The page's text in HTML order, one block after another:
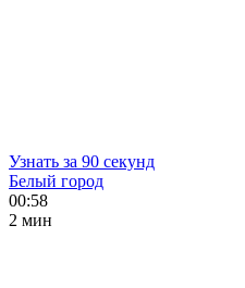
Узнать за 90 секунд
Белый город
00:58
2 мин